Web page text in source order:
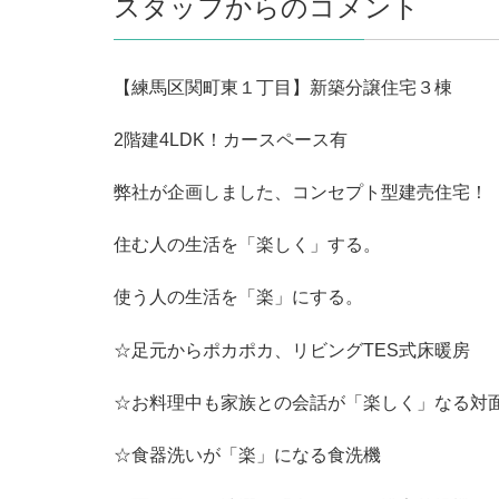
スタッフからのコメント
【練馬区関町東１丁目】新築分譲住宅３棟
2階建4LDK！カースペース有
弊社が企画しました、コンセプト型建売住宅！
住む人の生活を「楽しく」する。
使う人の生活を「楽」にする。
☆足元からポカポカ、リビングTES式床暖房
☆お料理中も家族との会話が「楽しく」なる対
☆食器洗いが「楽」になる食洗機